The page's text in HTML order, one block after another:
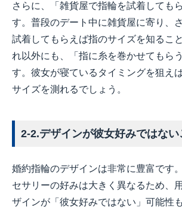
さらに、「雑貨屋で指輪を試着しても
す。普段のデート中に雑貨屋に寄り、
試着してもらえば指のサイズを知るこ
れ以外にも、「指に糸を巻かせてもら
す。彼女が寝ているタイミングを狙え
サイズを測れるでしょう。
2-2.デザインが彼女好みではない
婚約指輪のデザインは非常に豊富です
セサリーの好みは大きく異なるため、
ザインが「彼女好みではない」可能性